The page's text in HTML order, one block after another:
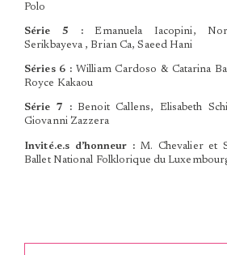
Polo
Série 5 :Emanuela Iacopini,
Serikbayeva , Brian Ca, Saeed Hani
Séries 6 : William Cardoso & Catarina
Royce Kakaou
Série 7 :Benoit Callens, Elisabeth
Giovanni Zazzera
Invité.e.s d’honneur : M. Chevalier et
Ballet National Folklorique du